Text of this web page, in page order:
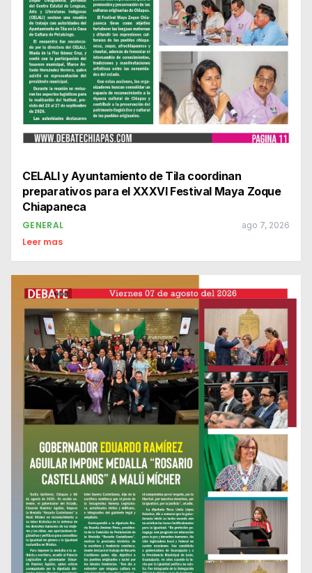
CELALI y Ayuntamiento de Tila coordinan
preparativos para el XXXVI Festival Maya Zoque
Chiapaneca
GENERAL ago 7, 2026
Leer mas